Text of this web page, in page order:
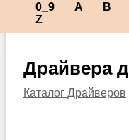
0_9 A B
Z
Драйвера
Каталог Драйверов